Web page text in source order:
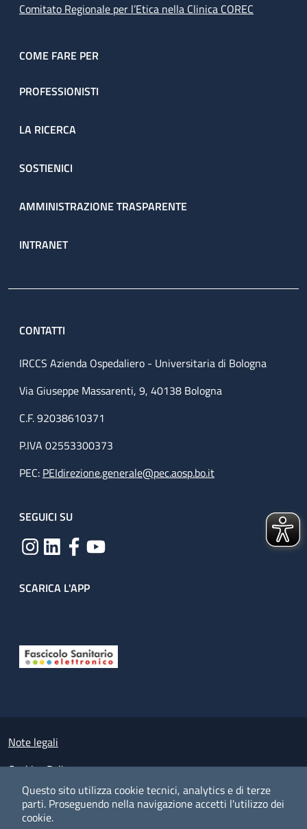
Questo sito utilizza cookie tecnici, analytics e di terze
parti. Proseguendo nella navigazione accetti l'utilizzo dei
cookie.
Comitato Regionale per l’Etica nella Clinica COREC
COME FARE PER
PROFESSIONISTI
LA RICERCA
SOSTIENICI
AMMINISTRAZIONE TRASPARENTE
INTRANET
CONTATTI
IRCCS Azienda Ospedaliero - Universitaria di Bologna
Via Giuseppe Massarenti, 9, 40138 Bologna
C.F. 92038610371
P.IVA 02553300373
PEC: PEIdirezione.generale@pec.aosp.bo.it
SEGUICI SU
SCARICA L'APP
Small prints
Note legali
Cookies Policy
Policy privacy e protezione del dato personale
Albo pretorio on-line